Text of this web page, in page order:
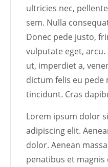
ultricies nec,
sem. Nulla
Donec pede justo,
vulputate eget,
ut, imperdiet a,
dictum felis eu
tincidunt. Cras
Lorem ipsum dolor
adipiscing elit.
dolor. Aenean
penatibus et